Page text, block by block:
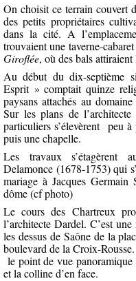
On choisit ce terrain couvert
des petits propriétaires
dans la cité. A
trouvaient une taverne-
Giroflée, où des bals
Au début du dix-septième
Esprit » comptait quinze
paysans attachés au
Sur les plans de
particuliers s’élevèrent peu à
puis une chapelle.
Les travaux s’étagèrent
Delamonce (1678-1753) qui
mariage à Jacques
dôme (cf photo)
Le cours des Chartreux
l’architecte Dardel. C’est
les dessus de Saône de la
boulevard de la Croix-
le point de vue
et la colline d’en face.